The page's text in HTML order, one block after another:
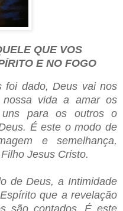
QUE VOS
E NO FOGO
foi dado, Deus vai nos
nossa vida a amar os
para os outros o
É este o modo de
e semelhança,
Jesus Cristo.
de Deus, a Intimidade
que a revelação
são contados. É este